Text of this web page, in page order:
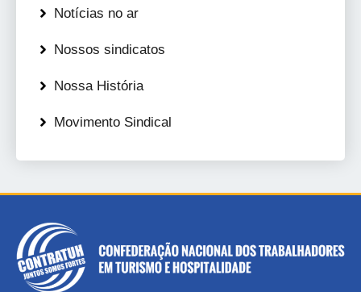
Notícias no ar
Nossos sindicatos
Nossa História
Movimento Sindical